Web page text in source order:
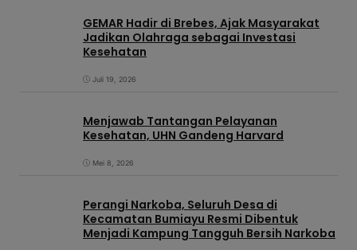
GEMAR Hadir di Brebes, Ajak Masyarakat
Jadikan Olahraga sebagai Investasi
Kesehatan
Juli 19, 2026
Menjawab Tantangan Pelayanan
Kesehatan, UHN Gandeng Harvard
Mei 8, 2026
Perangi Narkoba, Seluruh Desa di
Kecamatan Bumiayu Resmi Dibentuk
Menjadi Kampung Tangguh Bersih Narkoba